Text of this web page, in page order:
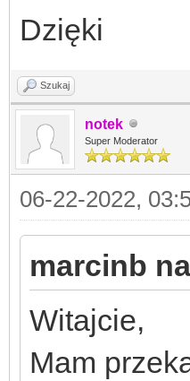
Dzięki
Szukaj
notek
Super Moderator
06-22-2022,
marcinb
Witajcie,
Mam